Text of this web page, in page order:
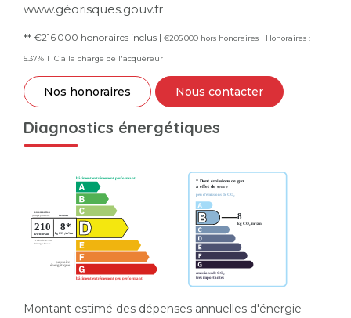
www.géorisques.gouv.fr
** €216 000 honoraires inclus | €205 000 hors honoraires | Honoraires :
5.37% TTC à la charge de l'acquéreur
Nos honoraires Nous contacter
Diagnostics énergétiques
Montant estimé des dépenses annuelles d'énergie